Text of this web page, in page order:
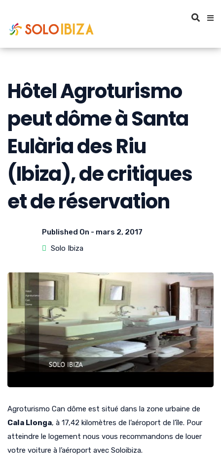
Hôtel Agroturismo
peut dôme à Santa
Eulària des Riu
(Ibiza), de critiques
et de réservation
Published On - mars 2, 2017
Solo Ibiza
Agroturismo Can dôme est situé dans la zone urbaine de
Cala Llonga, à 17,42 kilomètres de l’aéroport de l’île. Pour
atteindre le logement nous vous recommandons de louer
votre voiture à l’aéroport avec Soloibiza.